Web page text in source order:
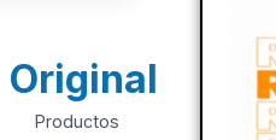
Original
Productos
+20
Años de